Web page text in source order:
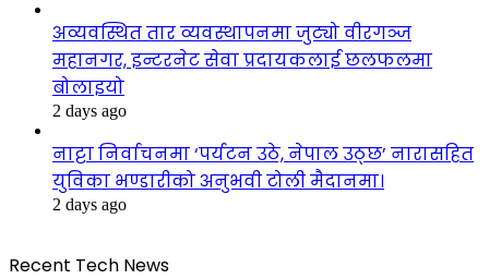
अव्यवस्थित तार व्यवस्थापनमा जुट्यो वीरगञ्ज
महानगर, इन्टरनेट सेवा प्रदायकलाई छलफलमा
बोलाइयो
2 days ago
नाट्टा निर्वाचनमा ‘पर्यटन उठे, नेपाल उठ्छ’ नारासहित
युविका भण्डारीको अनुभवी टोली मैदानमा।
2 days ago
Recent Tech News